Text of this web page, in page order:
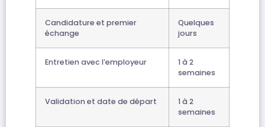
Candidature et premier
échange
Quelques
jours
Entretien avec l’employeur
1 à 2
semaines
Validation et date de départ
1 à 2
semaines